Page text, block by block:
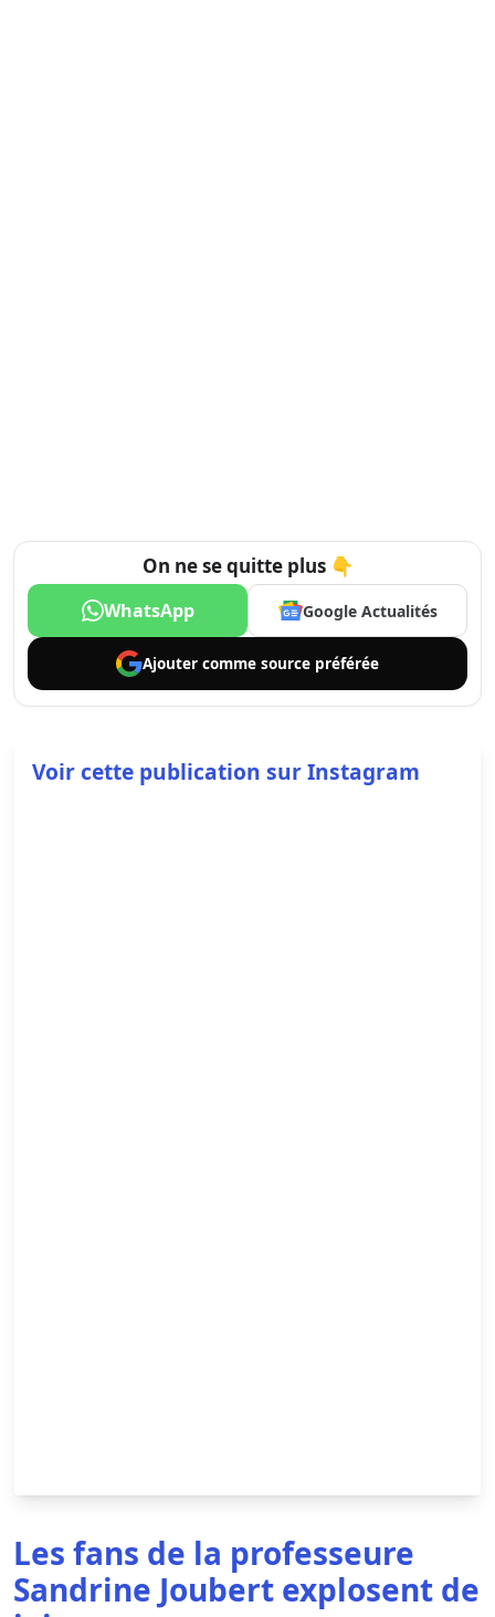
On ne se quitte plus 👇
WhatsApp Google Actualités
Ajouter comme source préférée
Voir cette publication sur Instagram
Les fans de la professeure
Sandrine Joubert explosent de